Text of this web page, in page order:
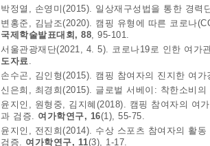
박정열, 손영미(2015). 일상재구성법을 통한 경력
변홍준, 김남조(2020). 캠핑 유형에 따른 코로나
국제학술발표대회, 88, 95-101.
서울관광재단(2021, 4. 5). 코로나19로 인한 여가
도자료.
손수곤, 김인형(2015). 캠핑 참여자의 진지한 여가
신은희, 최경희(2015). 글로벌 서베이: 착한소비의
윤지인, 원형중, 김지혜(2018). 캠핑 참여자의 여
과 검증. 여가학연구, 16(1), 55-75.
윤지인, 전진희(2014). 수상 스포츠 참여자의 활
검증. 여가학연구, 11(3), 1-17.